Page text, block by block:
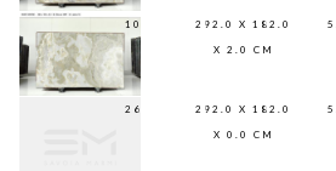
10 292.0 X 182.0
X 2.0 CM
26 292.0 X 182.0
X 0.0 CM